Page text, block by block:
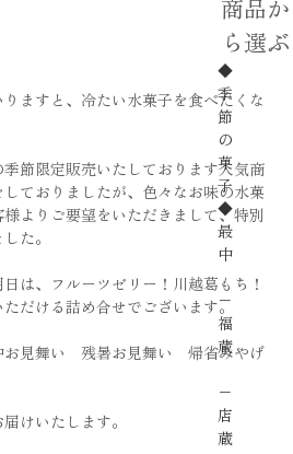
商品か
ら選ぶ
◆
季
節
の
菓
子
◆
最
中
−
福
蔵
−
店
蔵
ますと、冷たい水菓子を食べたくな
節限定販売いたしております人気商
ておりましたが、色々なお味の水菓
よりご要望をいただきまして、特別
た。
は、フルーツゼリー！川越葛もち！
だける詰め合せでございます。
見舞い 残暑お見舞い 帰省みやげ
けいたします。